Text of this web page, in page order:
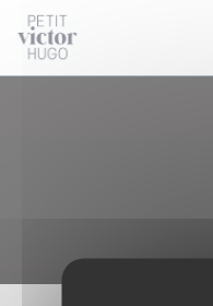
Painel de Gerenciamento de